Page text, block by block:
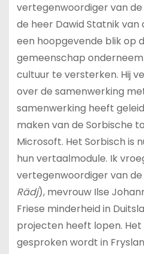
vertegenwoordiger van
de heer Dawid Statnik van
een hoopgevende blik op
gemeenschap
cultuur te versterken. Hij
over de samenwerking
samenwerking heeft
maken van de Sorbische
Microsoft. Het Sorbisch is
hun vertaalmodule. Ik
vertegenwoordiger van de
Rädj), mevrouw Ilse
Friese minderheid in
projecten heeft lopen. Het
gesproken wordt in